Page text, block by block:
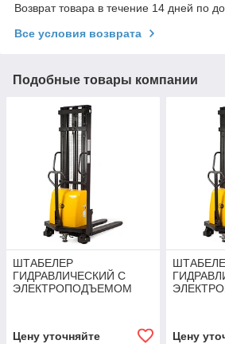
Возврат товара в течение 14 дней по
Все условия возврата
Подобные товары компании
ШТАБЕЛЕР
ГИДРАВЛИЧЕСКИЙ С
ЭЛЕКТРОПОДЪЕМОМ
Цену уточняйте Цену